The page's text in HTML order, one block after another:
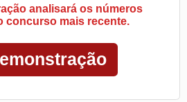
da Powerball
da Powerball